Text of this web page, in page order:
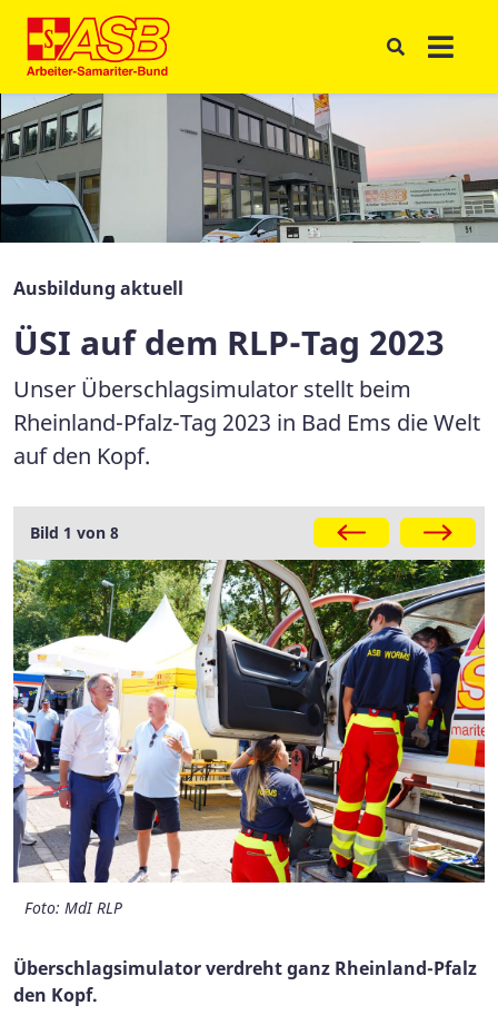
Ausbildung aktuell
ÜSI auf dem RLP-Tag 2023
Unser Überschlagsimulator stellt beim
Rheinland-Pfalz-Tag 2023 in Bad Ems die Welt
auf den Kopf.
Galerie
Foto: MdI RLP
Foto: MdI RLP
Bild 1 von 8
Überschlagsimulator verdreht ganz Rheinland-Pfalz
den Kopf.